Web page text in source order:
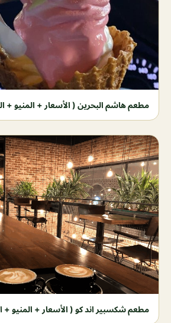
مطعم هاشم البحرين ( الأسعار + المنيو +
مطعم شكسبير اند كو ( الأسعار + المنيو +